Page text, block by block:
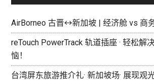
AirBorneo 古晋↔新加坡 | 经济舱 vs 商
reTouch PowerTrack 轨道插座 · 轻松解
恼！
台湾屏东旅游推介礼· 新加坡场· 展现观